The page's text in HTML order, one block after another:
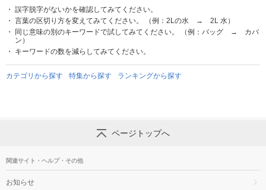
誤字脱字がないかを確認してみてください。
言葉の区切り方を変えてみてください。 （例：2Lの水 → 2L 水）
同じ意味の別のキーワードで試してみてください。 （例：バッグ → カバ
ン）
キーワードの数を減らしてみてください。
カテゴリから探す 特集から探す ランキングから探す
ページトップへ
関連サイト・ヘルプ・その他
お知らせ